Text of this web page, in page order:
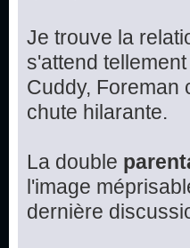
Je trouve la
s'attend
Cuddy, Foreman
chute hilarante.
La double
l'image
dernière